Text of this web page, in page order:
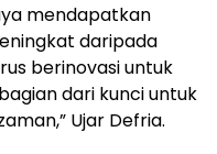
mendapatkan
daripada
berinovasi untuk
dari kunci untuk
Ujar Defria.